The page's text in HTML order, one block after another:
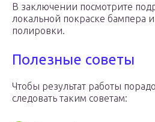
В заключении посмотрите
локальной покраске бампера
полировки.
Полезные советы
Чтобы результат работы
следовать таким советам: